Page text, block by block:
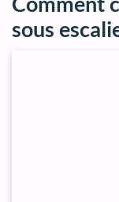
sous